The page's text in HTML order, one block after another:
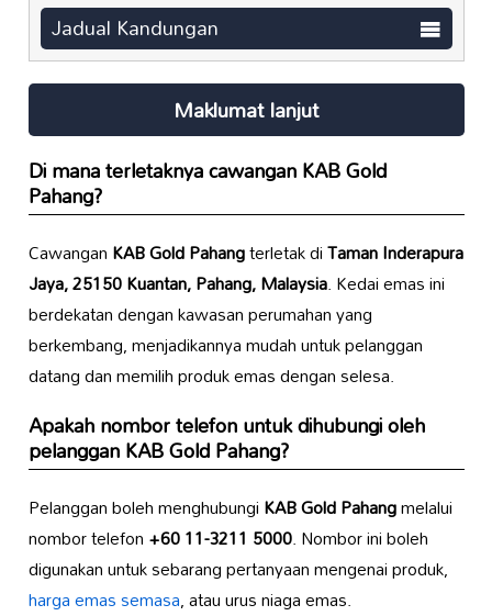
Jadual Kandungan
Maklumat lanjut
Di mana terletaknya cawangan KAB Gold
Pahang?
CawanganKAB Gold Pahangterletak diTaman Inderapura
Jaya, 25150 Kuantan, Pahang, Malaysia. Kedai emas ini
berdekatan dengan kawasan perumahan yang
berkembang, menjadikannya mudah untuk pelanggan
datang dan memilih produk emas dengan selesa.
Apakah nombor telefon untuk dihubungi oleh
pelanggan KAB Gold Pahang?
Pelanggan boleh menghubungiKAB Gold Pahangmelalui
nombor telefon+60 11-3211 5000. Nombor ini boleh
digunakan untuk sebarang pertanyaan mengenai produk,
harga emas semasa, atau urus niaga emas.